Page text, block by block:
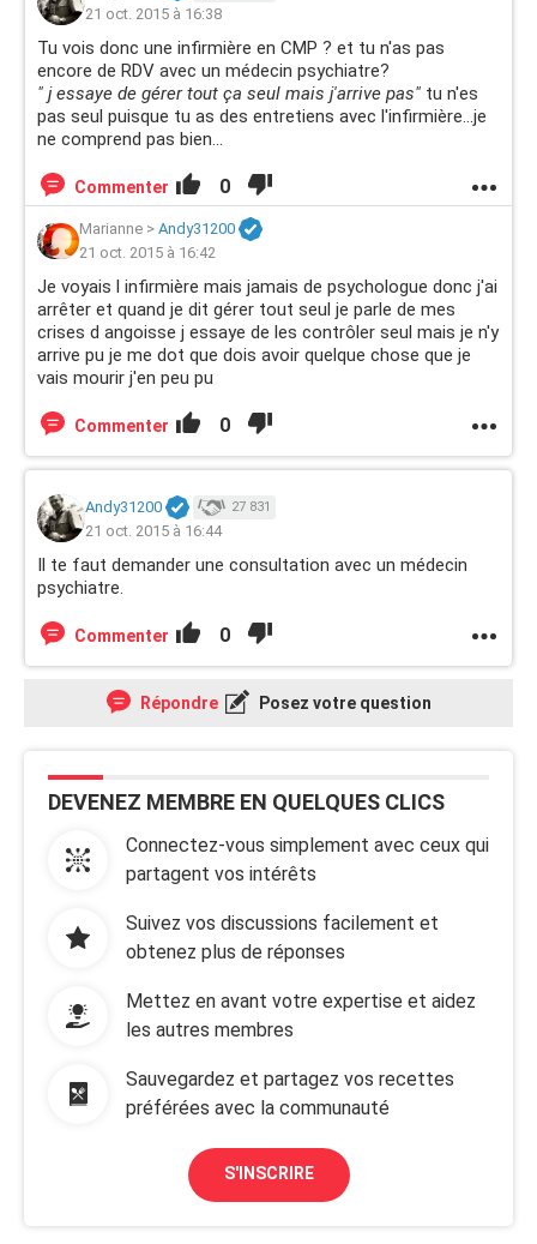
21 oct. 2015 à 16:38
Tu vois donc une infirmière en CMP ? et tu n'as pas
encore de RDV avec un médecin psychiatre?
" j essaye de gérer tout ça seul mais j'arrive pas" tu n'es
pas seul puisque tu as des entretiens avec l'infirmière...je
ne comprend pas bien...
Commenter 0
Marianne > Andy31200
21 oct. 2015 à 16:42
Je voyais l infirmière mais jamais de psychologue donc j'ai
arrêter et quand je dit gérer tout seul je parle de mes
crises d angoisse j essaye de les contrôler seul mais je n'y
arrive pu je me dot que dois avoir quelque chose que je
vais mourir j'en peu pu
Commenter 0
Andy31200 27 831
21 oct. 2015 à 16:44
Il te faut demander une consultation avec un médecin
psychiatre.
Commenter 0
Répondre Posez votre question
DEVENEZ MEMBRE EN QUELQUES CLICS
Connectez-vous simplement avec ceux qui
partagent vos intérêts
Suivez vos discussions facilement et
obtenez plus de réponses
Mettez en avant votre expertise et aidez
les autres membres
Sauvegardez et partagez vos recettes
préférées avec la communauté
S'INSCRIRE